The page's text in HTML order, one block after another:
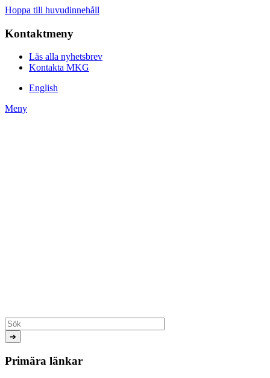
Hoppa till huvudinnehåll
Kontaktmeny
Läs alla nyhetsbrev
Kontakta MKG
English
Meny
Primära länkar